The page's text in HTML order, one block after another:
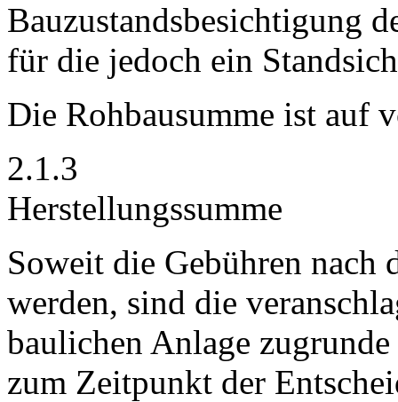
Bauzustandsbesichtigung
für die jedoch ein
Die Rohbausumme ist auf
2.1.3
Herstellungssumme
Soweit die Gebühren nach
werden, sind die
baulichen Anlage
zum Zeitpunkt der